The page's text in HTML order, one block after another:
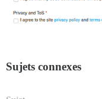
Sujets connexes